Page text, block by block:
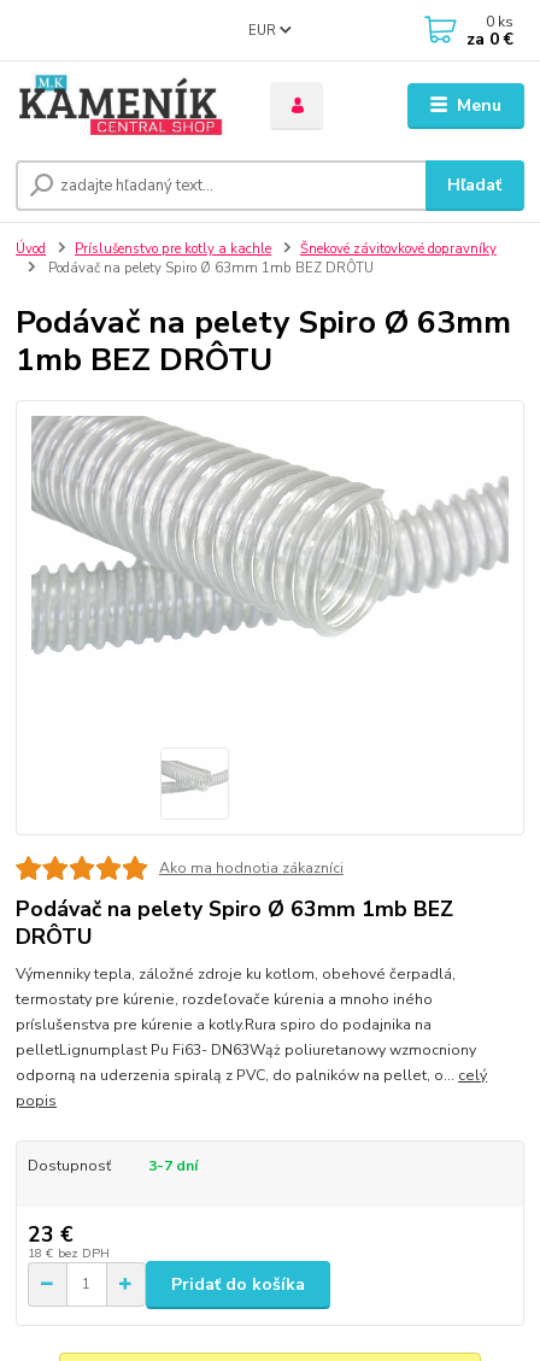
Menu
EUR
Hľadať
0 ks
za 0 €
Úvod Príslušenstvo pre kotly a kachle
Šnekové závitovkové dopravníky
Podávač na pelety Spiro Ø 63mm 1mb BEZ DRÔTU
Podávač na pelety Spiro Ø 63mm
1mb BEZ DRÔTU
Ako ma hodnotia zákazníci
Podávač na pelety Spiro Ø 63mm 1mb BEZ
DRÔTU
Výmenniky tepla, záložné zdroje ku kotlom, obehové čerpadlá,
termostaty pre kúrenie, rozdeľovače kúrenia a mnoho iného
príslušenstva pre kúrenie a kotly.Rura spiro do podajnika na
pelletLignumplast Pu Fi63- DN63Wąż poliuretanowy wzmocniony
odporną na uderzenia spiralą z PVC, do palników na pellet, o... celý
popis
Dostupnosť 3-7 dní
23 €
18 € bez DPH
Pridať do košíka